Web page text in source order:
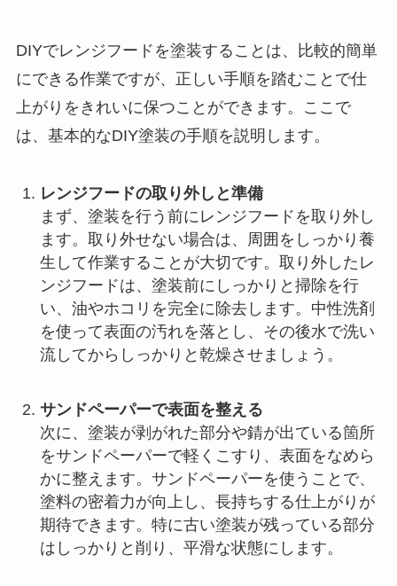
DIYでレンジフードを塗装することは、比較的簡単
にできる作業ですが、正しい手順を踏むことで仕
上がりをきれいに保つことができます。ここで
は、基本的なDIY塗装の手順を説明します。
レンジフードの取り外しと準備
まず、塗装を行う前にレンジフードを取り外し
ます。取り外せない場合は、周囲をしっかり養
生して作業することが大切です。取り外したレ
ンジフードは、塗装前にしっかりと掃除を行
い、油やホコリを完全に除去します。中性洗剤
を使って表面の汚れを落とし、その後水で洗い
流してからしっかりと乾燥させましょう。
サンドペーパーで表面を整える
次に、塗装が剥がれた部分や錆が出ている箇所
をサンドペーパーで軽くこすり、表面をなめら
かに整えます。サンドペーパーを使うことで、
塗料の密着力が向上し、長持ちする仕上がりが
期待できます。特に古い塗装が残っている部分
はしっかりと削り、平滑な状態にします。